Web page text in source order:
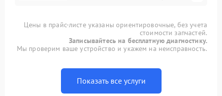
Цены в прайс-листе указаны ориентировочные, без учета
стоимости запчастей.
Записывайтесь на бесплатную диагностику.
Мы проверим ваше устройство и укажем на неисправность.
Показать все услуги